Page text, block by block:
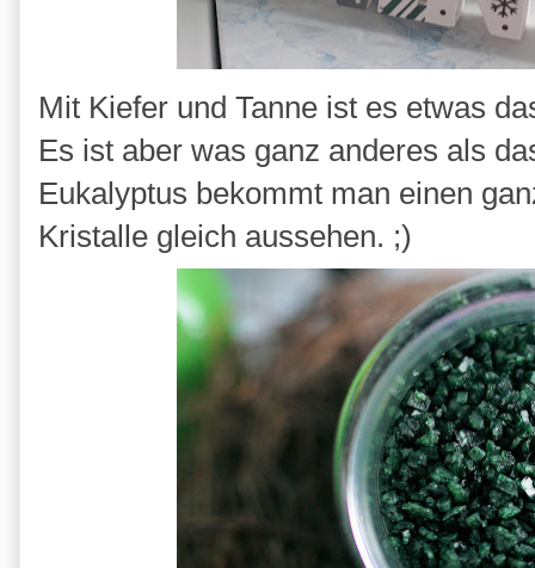
Mit Kiefer und Tanne ist es etwas
Es ist aber was ganz anderes als
Eukalyptus bekommt man einen
Kristalle gleich aussehen. ;)